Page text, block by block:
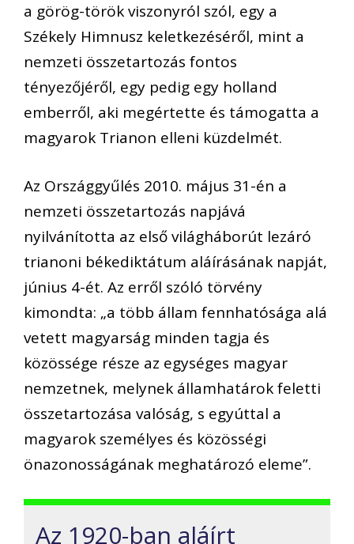
a görög-török viszonyról szól, egy a
Székely Himnusz keletkezéséről, mint a
nemzeti összetartozás fontos
tényezőjéről, egy pedig egy holland
emberről, aki megértette és támogatta a
magyarok Trianon elleni küzdelmét.
Az Országgyűlés 2010. május 31-én a
nemzeti összetartozás napjává
nyilvánította az első világháborút lezáró
trianoni békediktátum aláírásának napját,
június 4-ét. Az erről szóló törvény
kimondta: „a több állam fennhatósága alá
vetett magyarság minden tagja és
közössége része az egységes magyar
nemzetnek, melynek államhatárok feletti
összetartozása valóság, s egyúttal a
magyarok személyes és közösségi
önazonosságának meghatározó eleme”.
Az 1920-ban aláírt